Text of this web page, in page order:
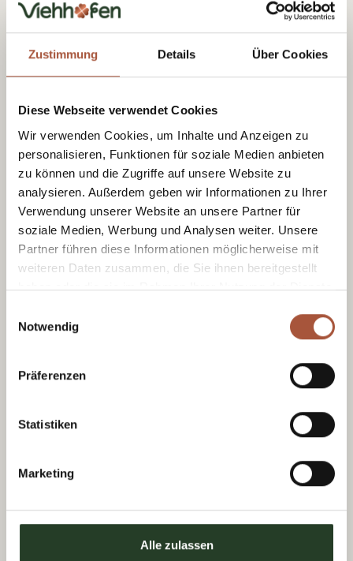
Zustimmung Details Über Cookies
Diese Webseite verwendet Cookies
Wir verwenden Cookies, um Inhalte und Anzeigen zu
personalisieren, Funktionen für soziale Medien anbieten
zu können und die Zugriffe auf unsere Website zu
analysieren. Außerdem geben wir Informationen zu Ihrer
Verwendung unserer Website an unsere Partner für
soziale Medien, Werbung und Analysen weiter. Unsere
Partner führen diese Informationen möglicherweise mit
weiteren Daten zusammen, die Sie ihnen bereitgestellt
haben oder die sie im Rahmen Ihrer Nutzung der Dienste
Notwendig
Präferenzen
Statistiken
Marketing
Alle zulassen
Rodler besondere
Verhaltensregeln existieren. Das
Tragen eines Skihelms und
anderer Schutzausrüstung ist
Tourismusverband Viehhofen
Dorfplatz 1, A-5752 Viehhofen
+43 6542 685 59